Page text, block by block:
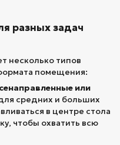
разных задач
несколько типов
помещения:
или
средних и больших
в центре стола
чтобы охватить всю